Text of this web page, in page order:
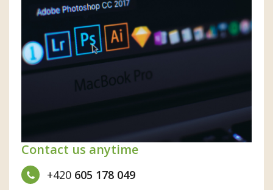
Contact us anytime
+420 605 178 049